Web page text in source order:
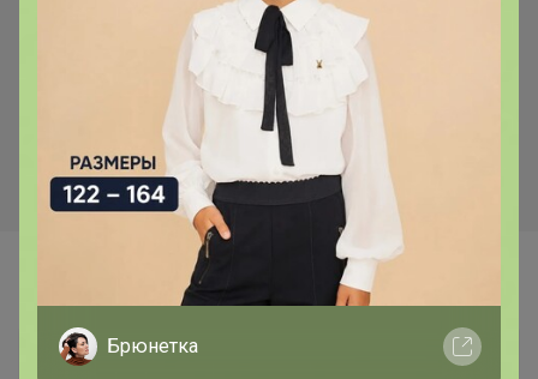
Гортензия метельчатая
247р
-33%
Гортензия метельчатая
Мохито Р9 1шт Т
Самые желанные
Брюнетка